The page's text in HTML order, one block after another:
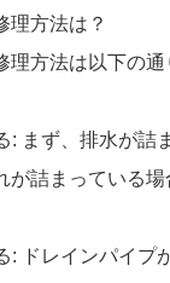
理方法は？
方法は以下の通
: まず、排水が詰
が詰まっている
: ドレインパイプ